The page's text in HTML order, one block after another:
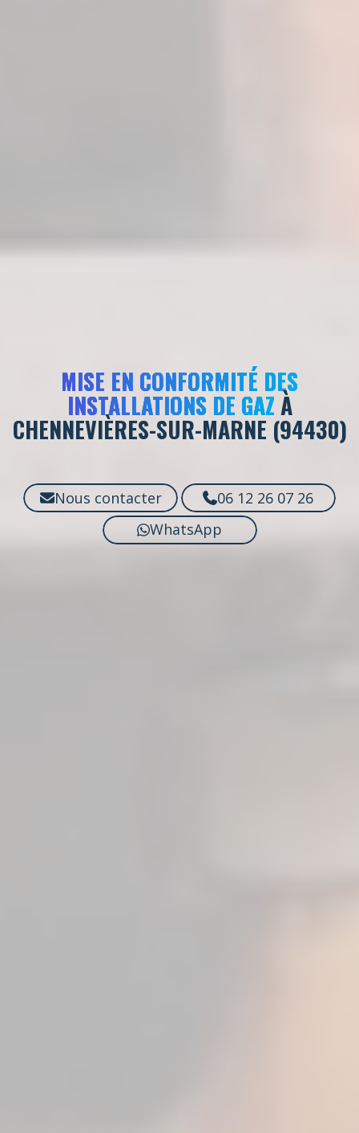
MISE EN CONFORMITÉ DES
INSTALLATIONS DE GAZÀ
CHENNEVIÈRES-SUR-MARNE (94430)
Nous contacter
06 12 26 07 26
WhatsApp